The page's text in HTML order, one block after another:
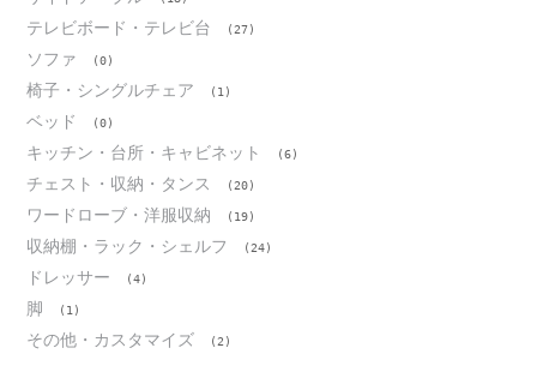
テレビボード・テレビ台 (27)
ソファ (0)
椅子・シングルチェア (1)
ベッド (0)
キッチン・台所・キャビネット (6)
チェスト・収納・タンス (20)
ワードローブ・洋服収納 (19)
収納棚・ラック・シェルフ (24)
ドレッサー (4)
脚 (1)
その他・カスタマイズ (2)